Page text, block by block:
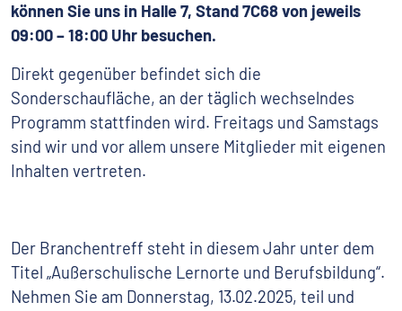
können Sie uns in Halle 7, Stand 7C68 von jeweils
09:00 – 18:00 Uhr besuchen.
Direkt gegenüber befindet sich die
Sonderschaufläche, an der täglich wechselndes
Programm stattfinden wird. Freitags und Samstags
sind wir und vor allem unsere Mitglieder mit eigenen
Inhalten vertreten.
Der Branchentreff steht in diesem Jahr unter dem
Titel „Außerschulische Lernorte und Berufsbildung“.
Nehmen Sie am Donnerstag, 13.02.2025, teil und